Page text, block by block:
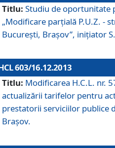
Titlu: Studiu de oportunitate
„Modificare parţială P.U.Z. -
Bucureşti, Braşov”, iniţiator
603/16.12.2013
Titlu: Modificarea H.C.L. nr.
actualizării tarifelor pentru
prestatorii serviciilor publice
Braşov.